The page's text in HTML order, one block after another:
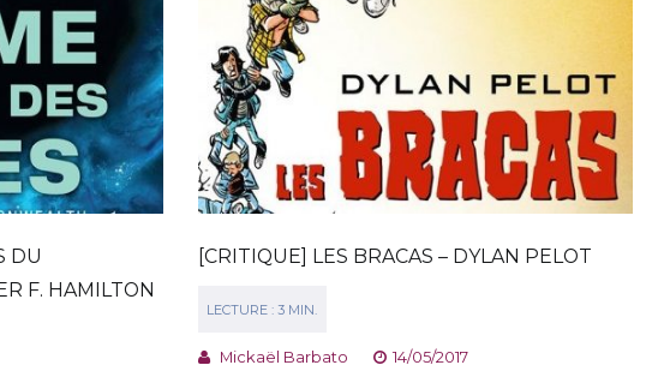
DU
F. HAMILTON
[CRITIQUE] LES BRACAS – DYLAN PELOT
Mickaël Barbato 14/05/2017